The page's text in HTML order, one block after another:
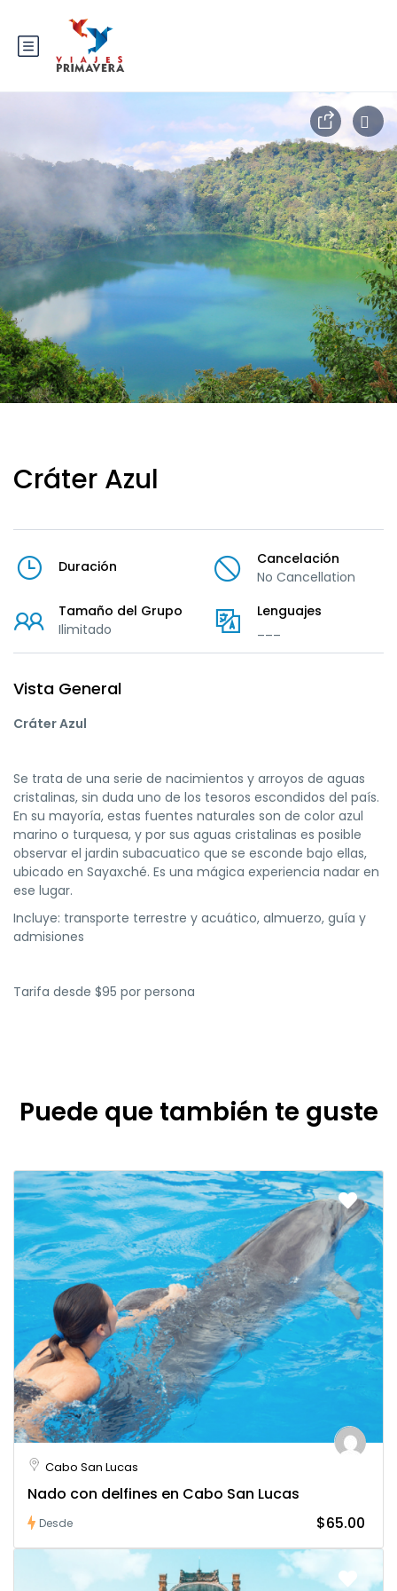
Cráter Azul
Duración
Cancelación
No Cancellation
Tamaño del Grupo
Ilimitado
Lenguajes
Vista General
Cráter Azul
Se trata de una serie de nacimientos y arroyos de aguas
cristalinas, sin duda uno de los tesoros escondidos del país.
En su mayoría, estas fuentes naturales son de color azul
marino o turquesa, y por sus aguas cristalinas es posible
observar el jardin subacuatico que se esconde bajo ellas,
ubicado en Sayaxché. Es una mágica experiencia nadar en
ese lugar.
Incluye: transporte terrestre y acuático, almuerzo, guía y
admisiones
Tarifa desde $95 por persona
Puede que también te guste
Cabo San Lucas
Nado con delfines en Cabo San Lucas
Desde $65.00